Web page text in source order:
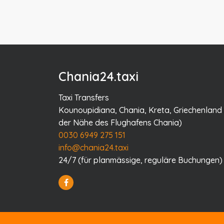
Chania24.taxi
Taxi Transfers
Kounoupidiana, Chania, Kreta, Griechenland
der Nähe des Flughafens Chania)
0030 6949 275 151
info@chania24.taxi
24/7 (für planmässige, reguläre Buchungen)